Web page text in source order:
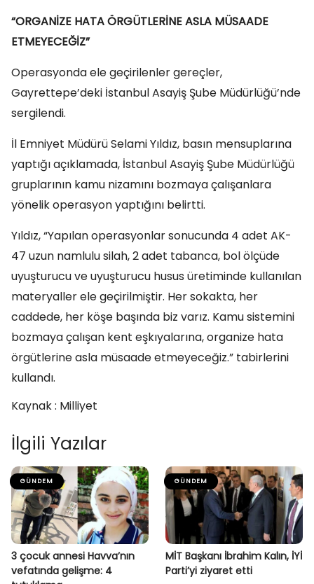
“ORGANİZE HATA ÖRGÜTLERİNE ASLA MÜSAADE
ETMEYECEĞİZ”
Operasyonda ele geçirilenler gereçler,
Gayrettepe’deki İstanbul Asayiş Şube Müdürlüğü’nde
sergilendi.
İl Emniyet Müdürü Selami Yıldız, basın mensuplarına
yaptığı açıklamada, İstanbul Asayiş Şube Müdürlüğü
gruplarının kamu nizamını bozmaya çalışanlara
yönelik operasyon yaptığını belirtti.
Yıldız, “Yapılan operasyonlar sonucunda 4 adet AK-
47 uzun namlulu silah, 2 adet tabanca, bol ölçüde
uyuşturucu ve uyuşturucu husus üretiminde kullanılan
materyaller ele geçirilmiştir. Her sokakta, her
caddede, her köşe başında biz varız. Kamu sistemini
bozmaya çalışan kent eşkıyalarına, organize hata
örgütlerine asla müsaade etmeyeceğiz.” tabirlerini
kullandı.
Kaynak : Milliyet
İlgili Yazılar
GÜNDEM
3 çocuk annesi Havva’nın
vefatında gelişme: 4
GÜNDEM
MİT Başkanı İbrahim Kalın, İYİ
Parti’yi ziyaret etti